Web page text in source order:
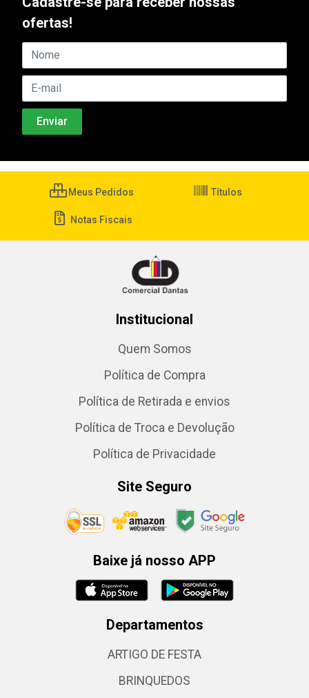
ofertas!
Meus Pedidos Títulos
Notas Fiscais
Institucional
Quem Somos
Política de Compra
Política de Retirada e envios
Política de Troca e Devolução
Política de Privacidade
Site Seguro
Baixe já nosso APP
Departamentos
ARTIGO DE FESTA
BRINQUEDOS